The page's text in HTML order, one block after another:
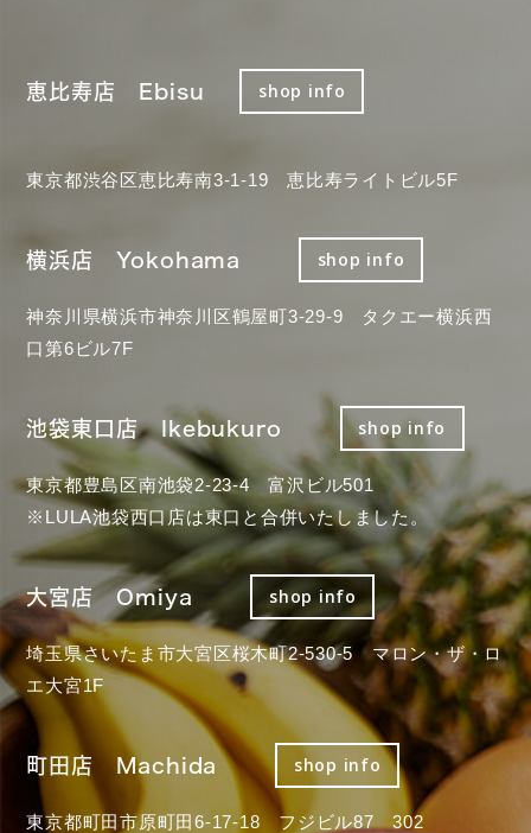
恵比寿店 Ebisu shop info
東京都渋谷区恵比寿南3-1-19 恵比寿ライトビル5F
横浜店 Yokohama shop info
神奈川県横浜市神奈川区鶴屋町3-29-9 タクエー横浜西
口第6ビル7F
池袋東口店 Ikebukuro shop info
東京都豊島区南池袋2-23-4 富沢ビル501
※LULA池袋西口店は東口と合併いたしました。
大宮店 Omiya shop info
埼玉県さいたま市大宮区桜木町2-530-5 マロン・ザ・ロ
エ大宮1F
町田店 Machida shop info
東京都町田市原町田6-17-18 フジビル87 302